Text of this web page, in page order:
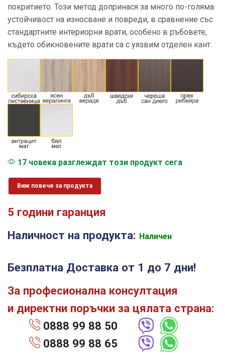
покритието. Този метод допринася за много по-голяма
устойчивост на износване и повреди, в сравнение със
стандартните интериорни врати, особено в ръбовете,
където обикновените врати са с уязвим отделен кант.
17 човека разглеждат този продукт сега
Виж повече за продукта
5 години гаранция
Наличност на продукта: Наличен
Безплатна Доставка от 1 до 7 дни!
За професионална консултация
и директни поръчки за цялата страна:
0888 99 88 50
0888 99 88 65